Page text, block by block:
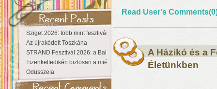
Sziget 2026: több mint fesztivál, egy városnyi élmény
Az újrakódolt Toszkána
STRAND Fesztivál 2026: a Balaton partján a nyár még tart!
Tizenkettedikén biztosan a miénk a Sziget!
Odüsszeia
Read User's
A Házikó és a
Életünkben